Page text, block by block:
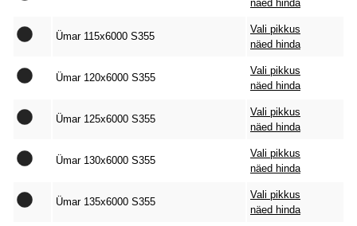
näed hinda
Ümar 115x6000 S355
Vali pikkus
näed hinda
Ümar 120x6000 S355
Vali pikkus
näed hinda
Ümar 125x6000 S355
Vali pikkus
näed hinda
Ümar 130x6000 S355
Vali pikkus
näed hinda
Ümar 135x6000 S355
Vali pikkus
näed hinda